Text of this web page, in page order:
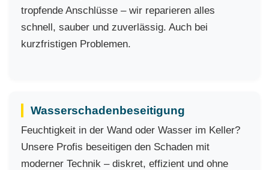
tropfende Anschlüsse – wir reparieren alles
schnell, sauber und zuverlässig. Auch bei
kurzfristigen Problemen.
Wasserschadenbeseitigung
Feuchtigkeit in der Wand oder Wasser im Keller?
Unsere Profis beseitigen den Schaden mit
moderner Technik – diskret, effizient und ohne